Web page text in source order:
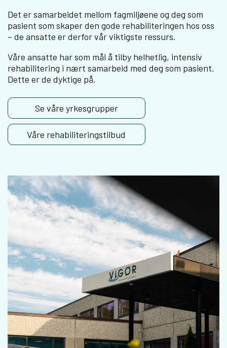
Det er samarbeidet mellom fagmiljøene og deg som
pasient som skaper den gode rehabiliteringen hos oss
– de ansatte er derfor vår viktigste ressurs.
Våre ansatte har som mål å tilby helhetlig, intensiv
rehabilitering i nært samarbeid med deg som pasient.
Dette er de dyktige på.
Se våre yrkesgrupper
Våre rehabiliteringstilbud